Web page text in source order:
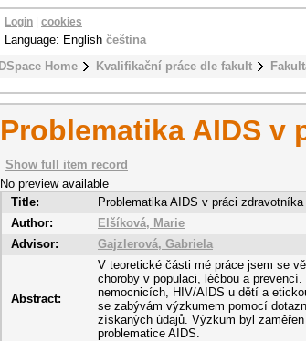
DSpace Home Kvalifikační práce dle fakult
Login cookies
Language: English čeština
Problematika AIDS v
Show full item record
No preview available
Title:
Problematika AIDS v práci zdravotníka
Author:
Elšíková, Marie
Advisor:
Gajzlerová, Gabriela
Abstract:
V teoretické části mé práce jsem se
choroby v populaci, léčbou a
nemocnicích, HIV/AIDS u dětí a
se zabývám výzkumem pomocí
získaných údajů. Výzkum byl
problematice AIDS.